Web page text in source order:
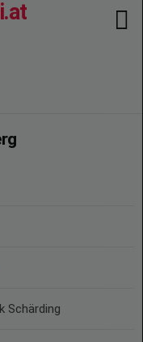
Schärding